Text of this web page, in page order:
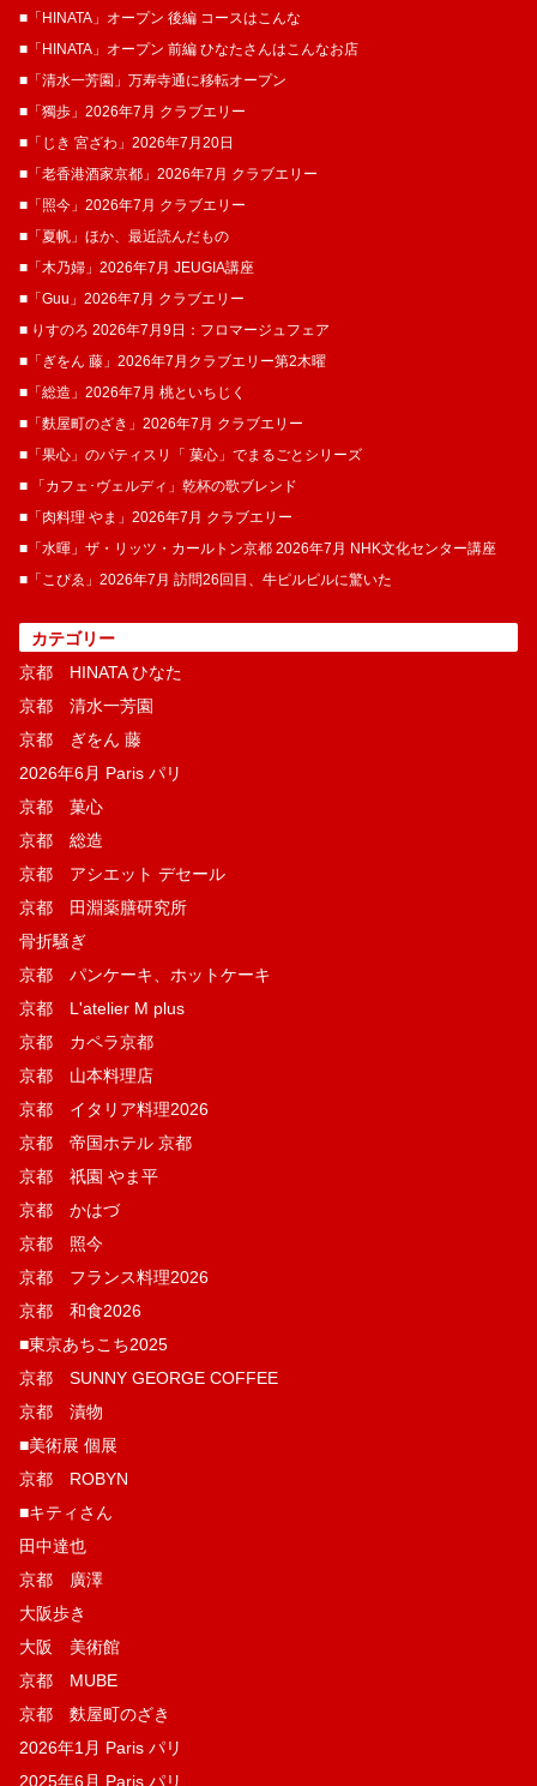
■「HINATA」オープン 後編 コースはこんな
■「HINATA」オープン 前編 ひなたさんはこんなお店
■「清水一芳園」万寿寺通に移転オープン
■「獨歩」2026年7月 クラブエリー
■「じき 宮ざわ」2026年7月20日
■「老香港酒家京都」2026年7月 クラブエリー
■「照今」2026年7月 クラブエリー
■「夏帆」ほか、最近読んだもの
■「木乃婦」2026年7月 JEUGIA講座
■「Guu」2026年7月 クラブエリー
■ りすのろ 2026年7月9日：フロマージュフェア
■「ぎをん 藤」2026年7月クラブエリー第2木曜
■「総造」2026年7月 桃といちじく
■「麩屋町のざき」2026年7月 クラブエリー
■「果心」のパティスリ「 菓​心」でまるごとシリーズ
■ 「カフェ･ヴェルディ」乾杯の歌ブレンド
■「肉料理 やま」2026年7月 クラブエリー
■「水暉」ザ・リッツ・カールトン京都 2026年7月 NHK文化センター講座
■「こぴゑ」2026年7月 訪問26回目、牛ピルピルに驚いた
カテゴリー
京都 HINATA ひなた
京都 清水一芳園
京都 ぎをん 藤
2026年6月 Paris パリ
京都 菓​心
京都 総造
京都 アシエット デセール
京都 田淵薬膳研究所
骨折騒ぎ
京都 パンケーキ、ホットケーキ
京都 L'atelier M plus
京都 カペラ京都
京都 山本料理店
京都 イタリア料理2026
京都 帝国ホテル 京都
京都 祇園 やま平
京都 かはづ
京都 照今
京都 フランス料理2026
京都 和食2026
■東京あちこち2025
京都 SUNNY GEORGE COFFEE
京都 漬物
■美術展 個展
京都 ROBYN
■キティさん
田中達也
京都 廣澤
大阪歩き
大阪 美術館
京都 MUBE
京都 麩屋町のざき
2026年1月 Paris パリ
2025年6月 Paris パリ